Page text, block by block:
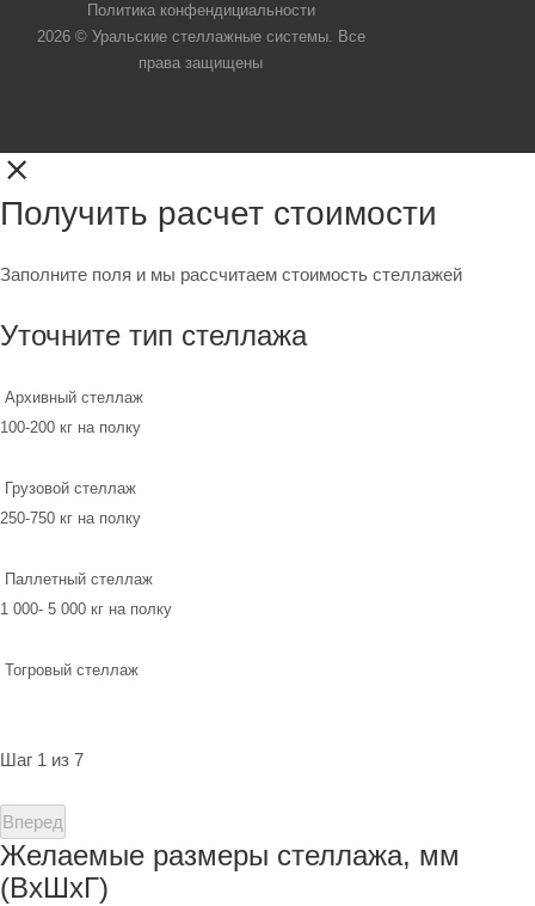
Политика конфендициальности
2026 © Уральские стеллажные системы. Все
права защищены
Получить расчет стоимости
Заполните поля и мы рассчитаем стоимость стеллажей
Уточните тип стеллажа
Архивный стеллаж
100-200 кг на полку
Грузовой стеллаж
250-750 кг на полку
Паллетный стеллаж
1 000- 5 000 кг на полку
Тогровый стеллаж
Шаг 1 из 7
Вперед
Желаемые размеры стеллажа, мм
(ВхШхГ)